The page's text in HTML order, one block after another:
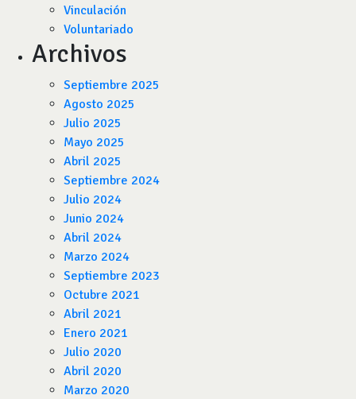
Vinculación
Voluntariado
Archivos
Septiembre 2025
Agosto 2025
Julio 2025
Mayo 2025
Abril 2025
Septiembre 2024
Julio 2024
Junio 2024
Abril 2024
Marzo 2024
Septiembre 2023
Octubre 2021
Abril 2021
Enero 2021
Julio 2020
Abril 2020
Marzo 2020